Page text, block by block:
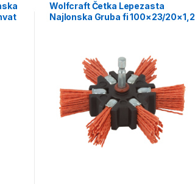
Wolfcraft Četka Lepezasta
Najlonska Gruba fi 100×23/20×1,2